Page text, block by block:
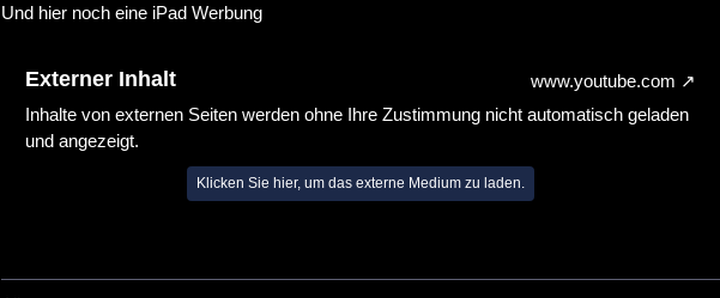
Und hier noch eine iPad Werbung
Externer Inhalt
www.youtube.com
Inhalte von externen Seiten werden ohne Ihre Zustimmung nicht automatisch geladen
und angezeigt.
Klicken Sie hier, um das externe Medium zu laden.